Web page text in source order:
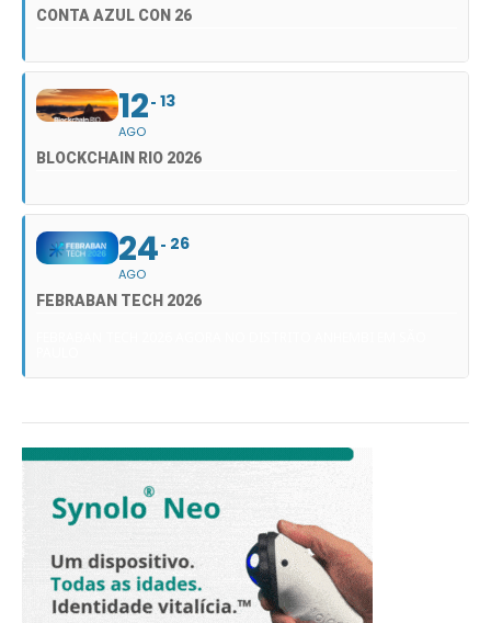
CONTA AZUL CON 26
12
AGO
13
BLOCKCHAIN RIO 2026
24
AGO
26
FEBRABAN TECH 2026